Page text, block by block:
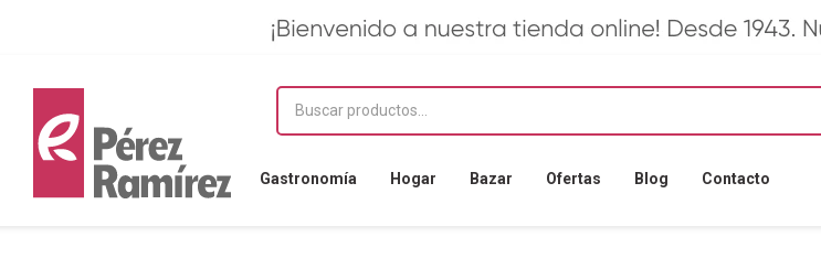
Gastronomía Hogar Bazar Ofertas Blog Contacto